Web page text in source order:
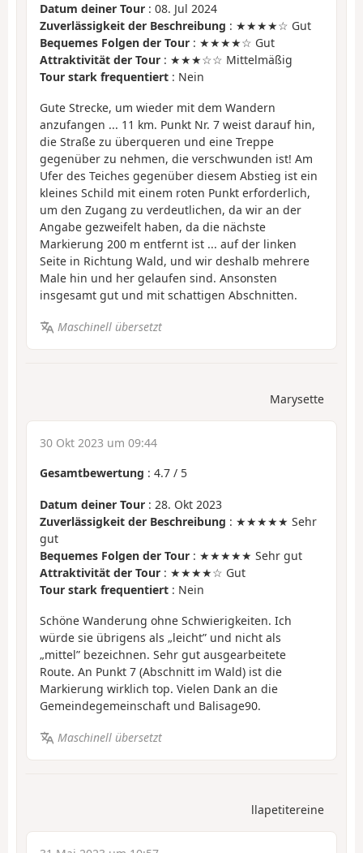
Datum deiner Tour : 08. Jul 2024
Zuverlässigkeit der Beschreibung : ★★★★☆ Gut
Bequemes Folgen der Tour : ★★★★☆ Gut
Attraktivität der Tour : ★★★☆☆ Mittelmäßig
Tour stark frequentiert : Nein
Gute Strecke, um wieder mit dem Wandern
anzufangen ... 11 km. Punkt Nr. 7 weist darauf hin,
die Straße zu überqueren und eine Treppe
gegenüber zu nehmen, die verschwunden ist! Am
Ufer des Teiches gegenüber diesem Abstieg ist ein
kleines Schild mit einem roten Punkt erforderlich,
um den Zugang zu verdeutlichen, da wir an der
Angabe gezweifelt haben, da die nächste
Markierung 200 m entfernt ist ... auf der linken
Seite in Richtung Wald, und wir deshalb mehrere
Male hin und her gelaufen sind. Ansonsten
insgesamt gut und mit schattigen Abschnitten.
Maschinell übersetzt
Marysette
30 Okt 2023 um 09:44
Gesamtbewertung : 4.7 / 5
Datum deiner Tour : 28. Okt 2023
Zuverlässigkeit der Beschreibung : ★★★★★ Sehr
gut
Bequemes Folgen der Tour : ★★★★★ Sehr gut
Attraktivität der Tour : ★★★★☆ Gut
Tour stark frequentiert : Nein
Schöne Wanderung ohne Schwierigkeiten. Ich
würde sie übrigens als „leicht” und nicht als
„mittel” bezeichnen. Sehr gut ausgearbeitete
Route. An Punkt 7 (Abschnitt im Wald) ist die
Markierung wirklich top. Vielen Dank an die
Gemeindegemeinschaft und Balisage90.
Maschinell übersetzt
llapetitereine